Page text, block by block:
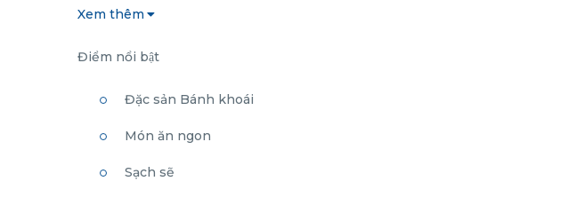
Xem thêm
Điểm nổi bật
Đặc sản Bánh khoái
Món ăn ngon
Sạch sẽ